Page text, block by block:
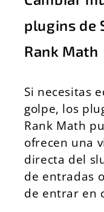
plugins de
Rank Math
Si necesitas
golpe, los
Rank Math
ofrecen una
directa del
de entradas
de entrar en